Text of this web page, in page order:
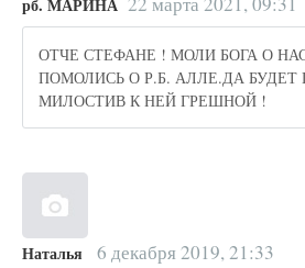
рб. МАРИНА
ОТЧЕ СТЕФАНЕ ! МОЛИ БОГА О
ПОМОЛИСЬ О Р.Б. АЛЛЕ.ДА БУДЕТ
МИЛОСТИВ К НЕЙ ГРЕШНОЙ !
Наталья 6 декабря 2019, 21:33